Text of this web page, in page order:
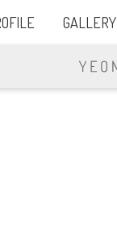
GALLERY